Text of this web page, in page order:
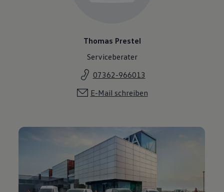
Thomas Prestel
Serviceberater
07362-966013
E-Mail schreiben